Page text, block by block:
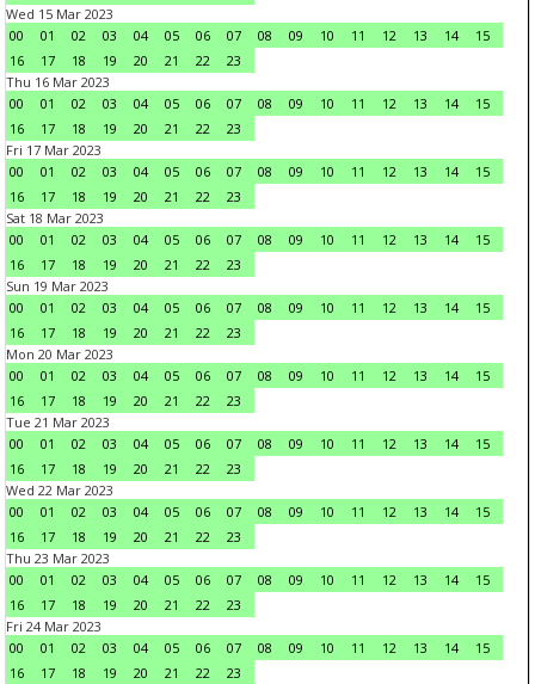
Wed 15 Mar 2023
00
01 02 03 04 05 06 07 08 09 10 11 12 13 14
15
16
17 18 19 20 21 22
23
Thu 16 Mar 2023
00
01 02 03 04 05 06 07 08 09 10 11 12 13 14
15
16
17 18 19 20 21 22
23
Fri 17 Mar 2023
00
01 02 03 04 05 06 07 08 09 10 11 12 13 14
15
16
17 18 19 20 21 22
23
Sat 18 Mar 2023
00
01 02 03 04 05 06 07 08 09 10 11 12 13 14
15
16
17 18 19 20 21 22
23
Sun 19 Mar 2023
00
01 02 03 04 05 06 07 08 09 10 11 12 13 14
15
16
17 18 19 20 21 22
23
Mon 20 Mar 2023
00
01 02 03 04 05 06 07 08 09 10 11 12 13 14
15
16
17 18 19 20 21 22
23
Tue 21 Mar 2023
00
01 02 03 04 05 06 07 08 09 10 11 12 13 14
15
16
17 18 19 20 21 22
23
Wed 22 Mar 2023
00
01 02 03 04 05 06 07 08 09 10 11 12 13 14
15
16
17 18 19 20 21 22
23
Thu 23 Mar 2023
00
01 02 03 04 05 06 07 08 09 10 11 12 13 14
15
16
17 18 19 20 21 22
23
Fri 24 Mar 2023
00
01 02 03 04 05 06 07 08 09 10 11 12 13 14
15
16
17 18 19 20 21 22
23